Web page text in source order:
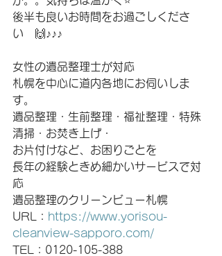
後半も良いお時間をお過ごしくださ
い　🙌♪♪♪
女性の遺品整理士が対応
札幌を中心に道内各地にお伺いしま
す。
遺品整理・生前整理・福祉整理・特殊
清掃・お焚き上げ・
お片付けなど、お困りごとを
長年の経験ときめ細かいサービスで対
応
遺品整理のクリーンビュー札幌
URL： https://www.yorisou-
cleanview-sapporo.com/
TEL：0120-105-388